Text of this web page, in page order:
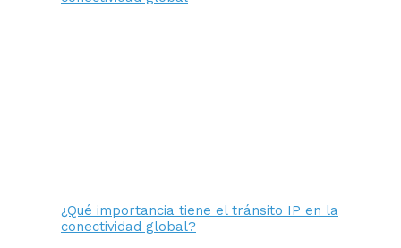
¿Qué importancia tiene el tránsito IP en la
conectividad global?